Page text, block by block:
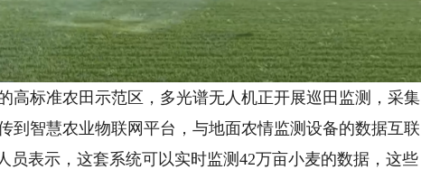
标准农田示范区，多光谱无人机正开展巡田监测，采集
到智慧农业物联网平台，与地面农情监测设备的数据互联
员表示，这套系统可以实时监测42万亩小麦的数据，这些